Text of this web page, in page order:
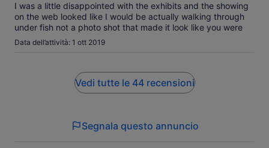
I was a little disappointed with the exhibits and the showing
on the web looked like I would be actually walking through
under fish not a photo shot that made it look like you were
Data dell’attività: 1 ott 2019
Vedi tutte le 44 recensioni
Segnala questo annuncio